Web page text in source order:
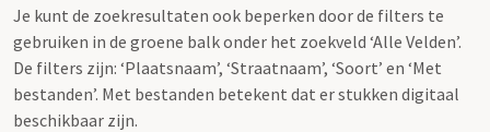
Je kunt de zoekresultaten ook beperken door de filters te
gebruiken in de groene balk onder het zoekveld ‘Alle Velden’.
De filters zijn: ‘Plaatsnaam’, ‘Straatnaam’, ‘Soort’ en ‘Met
bestanden’. Met bestanden betekent dat er stukken digitaal
beschikbaar zijn.